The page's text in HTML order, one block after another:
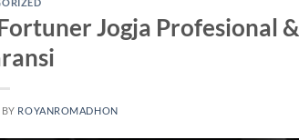
Jogja Profesional &
BY ROYANROMADHON